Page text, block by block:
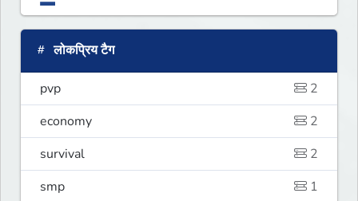
लोकप्रिय टैग
pvp
2
economy
2
survival
2
smp
1